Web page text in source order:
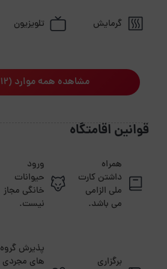
گرمایش تلویزیون
مشاهده همه موارد (12 مورد)
قوانین اقامتگاه
همراه
داشتن کارت
ملی الزامی
می باشد.
ورود
حیوانات
خانگی مجاز
نیست.
برگزاری
پذیرش گروه
های مجردی